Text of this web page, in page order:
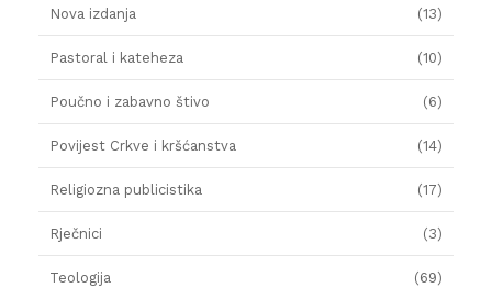
Nova izdanja (13)
Pastoral i kateheza (10)
Poučno i zabavno štivo (6)
Povijest Crkve i kršćanstva (14)
Religiozna publicistika (17)
Rječnici (3)
Teologija (69)